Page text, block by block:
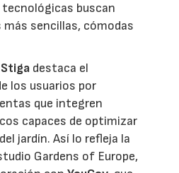
buscan
sencillas, cómodas
Stiga destaca el
los usuarios por
que integren
capaces de optimizar
jardín. Así lo refleja la
Gardens of Europe,